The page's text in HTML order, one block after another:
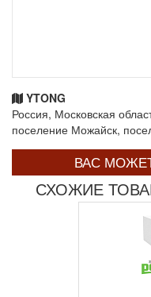
YTONG
Россия, Московская
поселение Можайск,
ВАС
СХОЖИЕ